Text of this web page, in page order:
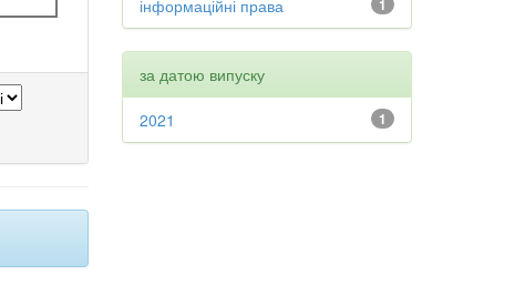
1
інформаційні права
за датою випуску
1
2021